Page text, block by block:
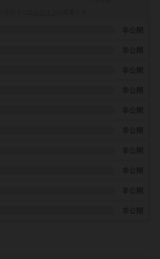
非公開
非公開
非公開
非公開
非公開
非公開
非公開
非公開
非公開
非公開